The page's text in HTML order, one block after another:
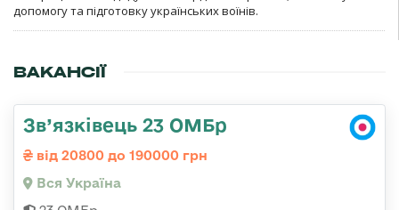
допомогу та підготовку українських воїнів.
ВАКАНСІЇ
Зв’язківець 23 ОМБр
від 20800 до 190000 грн
Вся Україна